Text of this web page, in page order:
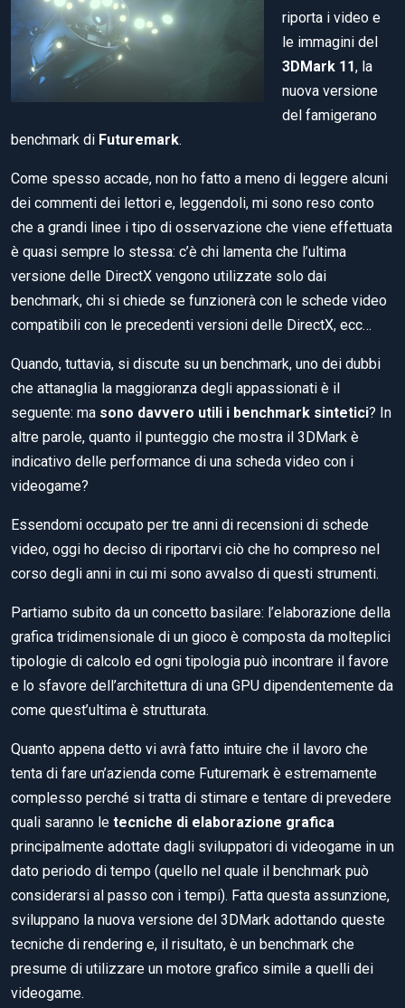
riporta i video e
le immagini del
3DMark 11, la
nuova versione
del famigerano
benchmark di Futuremark.
Come spesso accade, non ho fatto a meno di leggere alcuni
dei commenti dei lettori e, leggendoli, mi sono reso conto
che a grandi linee i tipo di osservazione che viene effettuata
è quasi sempre lo stessa: c’è chi lamenta che l’ultima
versione delle DirectX vengono utilizzate solo dai
benchmark, chi si chiede se funzionerà con le schede video
compatibili con le precedenti versioni delle DirectX, ecc…
Quando, tuttavia, si discute su un benchmark, uno dei dubbi
che attanaglia la maggioranza degli appassionati è il
seguente: ma sono davvero utili i benchmark sintetici? In
altre parole, quanto il punteggio che mostra il 3DMark è
indicativo delle performance di una scheda video con i
videogame?
Essendomi occupato per tre anni di recensioni di schede
video, oggi ho deciso di riportarvi ciò che ho compreso nel
corso degli anni in cui mi sono avvalso di questi strumenti.
Partiamo subito da un concetto basilare: l’elaborazione della
grafica tridimensionale di un gioco è composta da molteplici
tipologie di calcolo ed ogni tipologia può incontrare il favore
e lo sfavore dell’architettura di una GPU dipendentemente da
come quest’ultima è strutturata.
Quanto appena detto vi avrà fatto intuire che il lavoro che
tenta di fare un’azienda come Futuremark è estremamente
complesso perché si tratta di stimare e tentare di prevedere
quali saranno le tecniche di elaborazione grafica
principalmente adottate dagli sviluppatori di videogame in un
dato periodo di tempo (quello nel quale il benchmark può
considerarsi al passo con i tempi). Fatta questa assunzione,
sviluppano la nuova versione del 3DMark adottando queste
tecniche di rendering e, il risultato, è un benchmark che
presume di utilizzare un motore grafico simile a quelli dei
videogame.